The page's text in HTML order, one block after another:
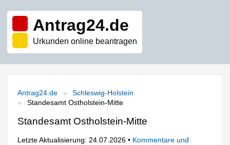
Antrag24.de
Urkunden online beantragen
Antrag24.de
Schleswig-Holstein
Standesamt Ostholstein-Mitte
Standesamt Ostholstein-Mitte
Letzte Aktualisierung: 24.07.2026 • Kommentare und